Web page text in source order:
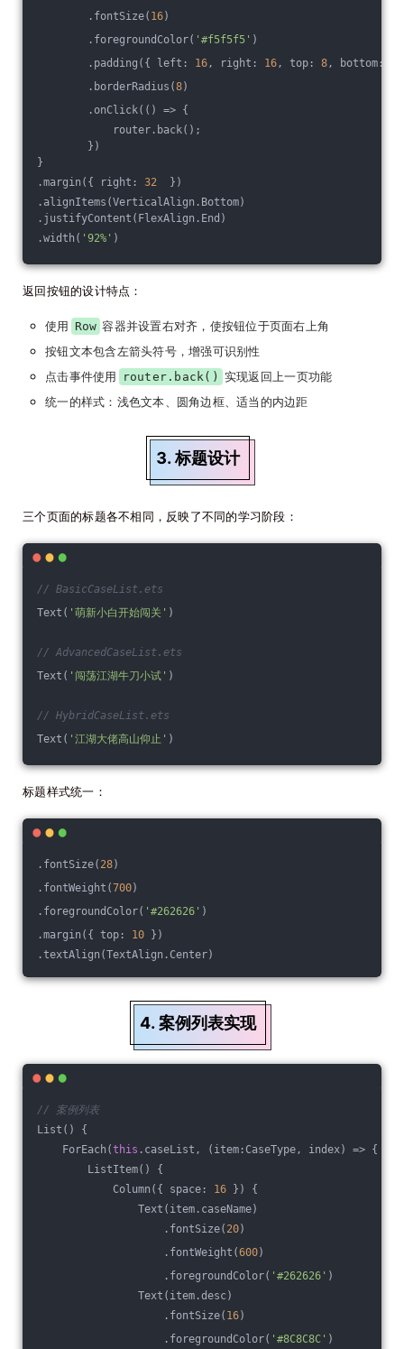
.fontSize( 16)
.foregroundColor( '#f5f5f5' )
.padding({ left: 16, right: 16, top: 8, bottom:
.borderRadius(8)
.onClick( () => {
router.back();
})
}
.margin({ right: 32 })
.alignItems(VerticalAlign.Bottom)
.justifyContent(FlexAlign.End)
.width( '92%' )
返回按钮的设计特点：
使用 Row 容器并设置右对齐，使按钮位于页面右上角
按钮文本包含左箭头符号，增强可识别性
点击事件使用
router.back() 实现返回上一页功能
统一的样式：浅色文本、圆角边框、适当的内边距
3. 标题设计
三个页面的标题各不相同，反映了不同的学习阶段：
// BasicCaseList.ets
Text( '萌新小白开始闯关' )
// AdvancedCaseList.ets
Text( '闯荡江湖牛刀小试' )
// HybridCaseList.ets
Text( '江湖大佬高山仰止' )
标题样式统一：
.fontSize( 28)
.fontWeight(700)
.foregroundColor( '#262626' )
.margin({ top: 10 })
.textAlign(TextAlign.Center)
4. 案例列表实现
// 案例列表
List() {
ForEach(this .caseList, ( item:CaseType, index) => {
ListItem() {
Column({ space: 16 }) {
Text(item.caseName)
.fontSize( 20)
.fontWeight(600)
.foregroundColor( '#262626' )
Text(item.desc)
.fontSize( 16)
.foregroundColor( '#8C8C8C' )